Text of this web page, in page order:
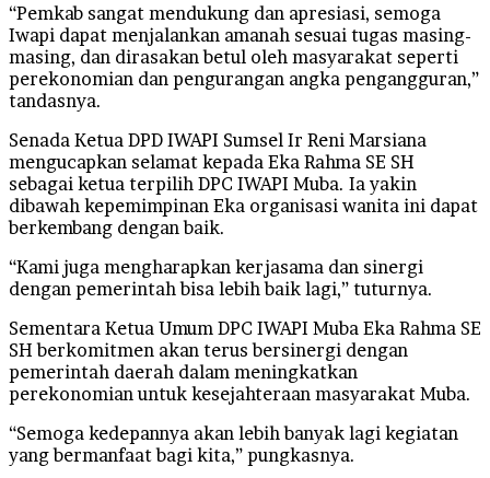
“Pemkab sangat mendukung dan apresiasi, semoga
Iwapi dapat menjalankan amanah sesuai tugas masing-
masing, dan dirasakan betul oleh masyarakat seperti
perekonomian dan pengurangan angka pengangguran,”
tandasnya.
Senada Ketua DPD IWAPI Sumsel Ir Reni Marsiana
mengucapkan selamat kepada Eka Rahma SE SH
sebagai ketua terpilih DPC IWAPI Muba. Ia yakin
dibawah kepemimpinan Eka organisasi wanita ini dapat
berkembang dengan baik.
“Kami juga mengharapkan kerjasama dan sinergi
dengan pemerintah bisa lebih baik lagi,” tuturnya.
Sementara Ketua Umum DPC IWAPI Muba Eka Rahma SE
SH berkomitmen akan terus bersinergi dengan
pemerintah daerah dalam meningkatkan
perekonomian untuk kesejahteraan masyarakat Muba.
“Semoga kedepannya akan lebih banyak lagi kegiatan
yang bermanfaat bagi kita,” pungkasnya.